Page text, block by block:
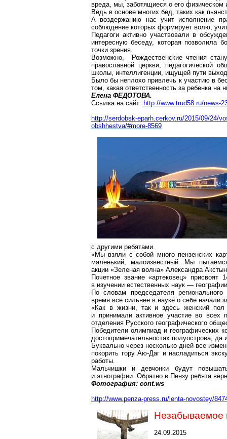
вреда, мы, заботящиеся о его физическом
Ведь в основе многих бед, таких как
А воздержанию нас учит исполнение
соблюдение которых формирует волю,
Педагоги активно участвовали в
интересную беседу, которая позволила
точки зрения.
Возможно, Рождественские чтения
православной церкви, педагогической
школы, интеллигенции, ищущей пути
Было бы неплохо привлечь к участию в
том, какая ответственность за ребенка на
Елена ФЕДОТОВА.
Ссылка на сайт: http://www.trud58.ru/news-
http://serdobsk-eparh.cerkov.ru/2015/09/24/
obshhestva/#more-8569
с другими ребятами.
«Мы взяли с собой много пензенских
маленький, малоизвестный. Мы
акции «Зеленая волна» Александра
Почетное звание «артековец» присвоят
в изучении естественных наук —
По словам председателя
время все сильнее в науке о себе начали
«Как в жизни, так и здесь женский пол
и принимали активное участие во всех
отделения Русского географического
Победители олимпиад и географических
достопримечательностях полуострова,
Буквально через несколько дней все
покорить гору Аю-Даг и насладиться
работы.
Мальчишки и девчонки будут
и этнографии. Обратно в Пензу ребята
Фотография: cont.ws
http://www.penza-press.ru/lenta-novostey/
Незабываемое
24.09.2015